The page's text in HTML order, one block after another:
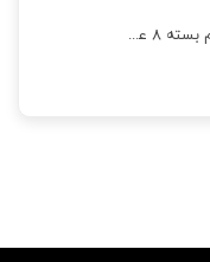
لنت ترمز جلو و عقب دیگنیتی پرایم بسته 8 عددی